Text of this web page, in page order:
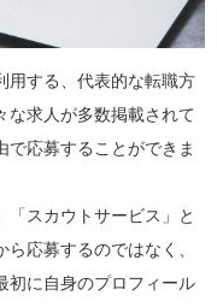
用する、代表的な転職方
な求人が多数掲載されて
で応募することができま
「スカウトサービス」と
応募するのではなく、
初に自身のプロフィール